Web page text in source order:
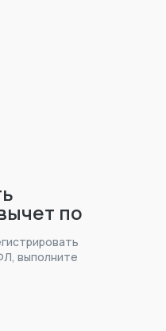
по
выполните